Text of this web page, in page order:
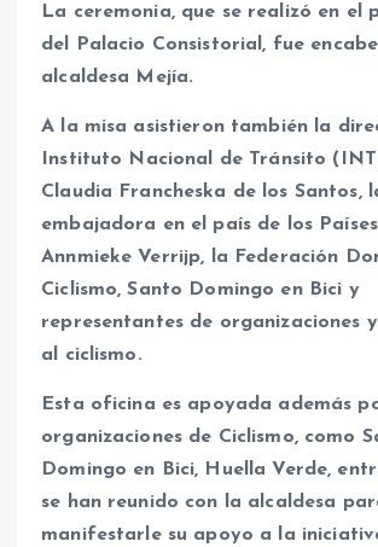
La ceremonia, que se realizó en el
del Palacio Consistorial, fue
alcaldesa Mejía.
A la misa asistieron también la
Instituto Nacional de Tránsito
Claudia Francheska de los Santos,
embajadora en el país de los
Annmieke Verrijp, la Federación
Ciclismo, Santo Domingo en Bici y
representantes de organizaciones
al ciclismo.
Esta oficina es apoyada además
organizaciones de Ciclismo, como
Domingo en Bici, Huella Verde,
se han reunido con la alcaldesa
manifestarle su apoyo a la